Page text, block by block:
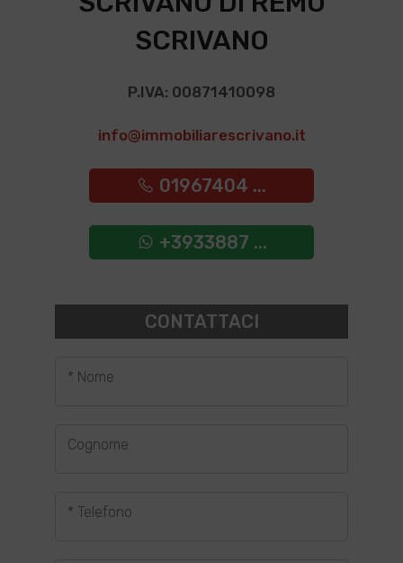
SCRIVANO
P.IVA: 00871410098
info@immobiliarescrivano.it
01967404 ...
+3933887 ...
CONTATTACI
* Nome
Cognome
* Telefono